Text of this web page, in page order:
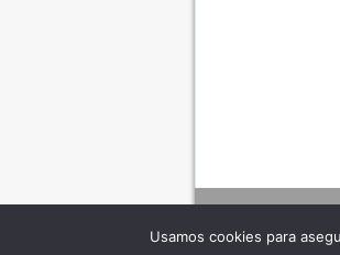
Usamos cookies para